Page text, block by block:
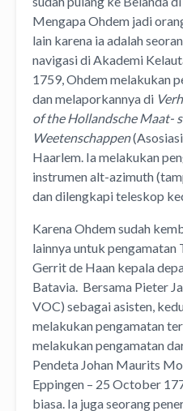
Mengapa Ohdem jadi
lain karena ia adalah
navigasi di Akademi
1759, Ohdem melakukan
dan melaporkannya di
of the Hollandsche Maat-
Weetenschappen
Haarlem. Ia melakukan
instrumen alt-azimuth
dan dilengkapi teleskop
Karena Ohdem sudah
lainnya untuk
Gerrit de Haan kepala
Batavia. Bersama Pieter
VOC) sebagai asisten,
melakukan pengamatan
melakukan pengamatan
Pendeta Johan Maurits
Eppingen – 25 October
biasa. Ia juga seorang